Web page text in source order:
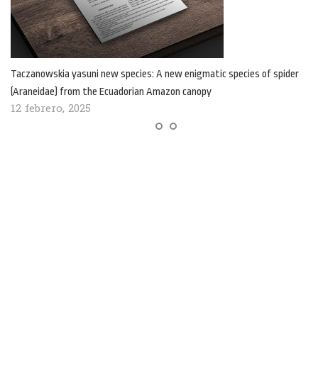
Taczanowskia yasuni new species: A new enigmatic species of spider
(Araneidae) from the Ecuadorian Amazon canopy
12 febrero, 2025